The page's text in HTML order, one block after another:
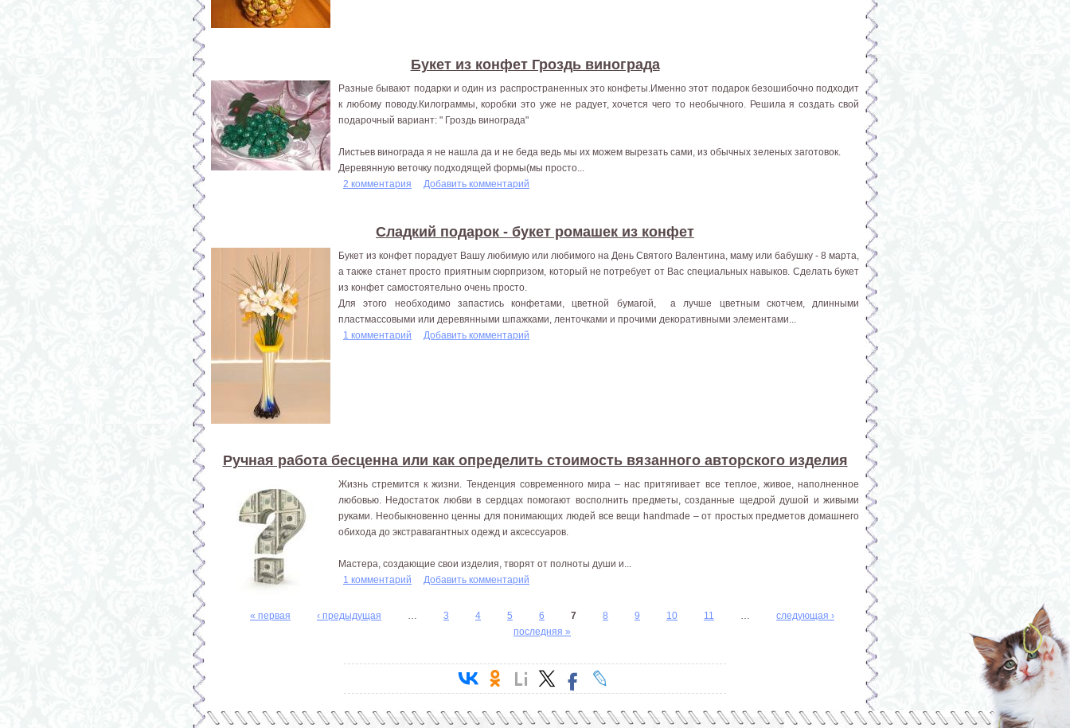
Букет из конфет Гроздь винограда
Разные бывают подарки и один из распространенных это конфеты.Именно этот подарок безошибочно подходит
к любому поводу.Килограммы, коробки это уже не радует, хочется чего то необычного. Решила я создать свой
подарочный вариант: " Гроздь винограда"
Листьев винограда я не нашла да и не беда ведь мы их можем вырезать сами, из обычных зеленых заготовок.
Деревянную веточку подходящей формы(мы просто...
2 комментария
Добавить комментарий
Сладкий подарок - букет ромашек из конфет
Букет из конфет порадует Вашу любимую или любимого на День Святого Валентина, маму или бабушку - 8 марта,
а также станет просто приятным сюрпризом, который не потребует от Вас специальных навыков. Сделать букет
из конфет самостоятельно очень просто.
Для этого необходимо запастись конфетами, цветной бумагой, а лучше цветным скотчем, длинными
пластмассовыми или деревянными шпажками, ленточками и прочими декоративными элементами...
1 комментарий
Добавить комментарий
Ручная работа бесценна или как определить стоимость вязанного авторского изделия
Жизнь стремится к жизни. Тенденция современного мира – нас притягивает все теплое, живое, наполненное
любовью. Недостаток любви в сердцах помогают восполнить предметы, созданные щедрой душой и живыми
руками. Необыкновенно ценны для понимающих людей все вещи handmade – от простых предметов домашнего
обихода до экстравагантных одежд и аксессуаров.
Мастера, создающие свои изделия, творят от полноты души и...
1 комментарий
Добавить комментарий
« первая ‹ предыдущая 3 4 5 6 7 8 9 10 11
следующая ›
последняя »